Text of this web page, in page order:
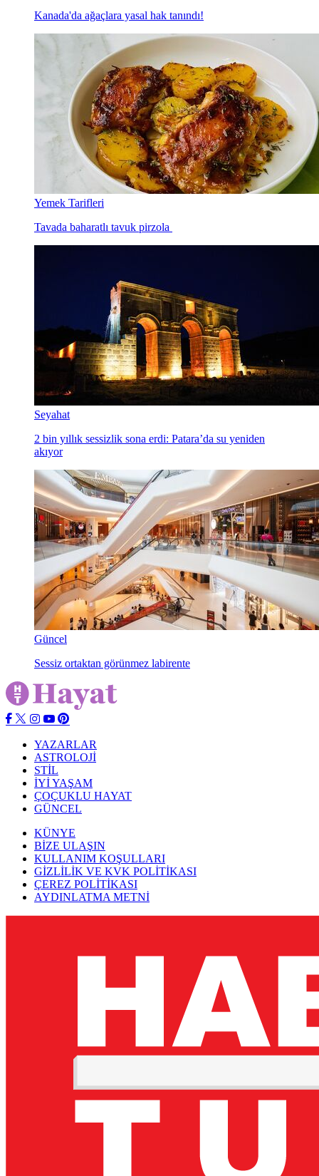
Kanada'da ağaçlara yasal hak tanındı!
Yemek Tarifleri
Tavada baharatlı tavuk pirzola
Seyahat
2 bin yıllık sessizlik sona erdi: Patara’da su yeniden
akıyor
Güncel
Sessiz ortaktan görünmez labirente
YAZARLAR
ASTROLOJİ
STİL
İYİ YAŞAM
ÇOÇUKLU HAYAT
GÜNCEL
KÜNYE
BİZE ULAŞIN
KULLANIM KOŞULLARI
GİZLİLİK VE KVK POLİTİKASI
ÇEREZ POLİTİKASI
AYDINLATMA METNİ